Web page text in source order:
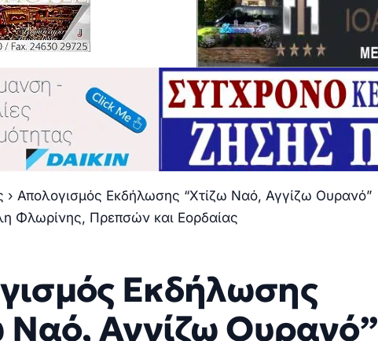
› Απολογισμός Εκδήλωσης “Χτίζω Ναό, Αγγίζω Ουρανό”
Φλωρίνης, Πρεπσών και Εορδαίας
Εκδήλωσης
Ναό, Αγγίζω Ουρανό”